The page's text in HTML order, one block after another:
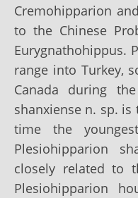
Cremohipparion
to the Chinese
Eurygnathohippus.
range into Turkey,
Canada during
shanxiense n. sp.
time the
Plesiohipparion
closely related to
Plesiohipparion